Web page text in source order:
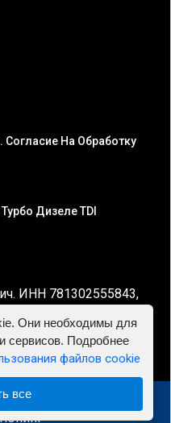
На Обработку
Дизеле TDI
ИНН 781302555843,
- Автосервис
Они необходимы для
сервисов. Подробнее
файлов cookie
все